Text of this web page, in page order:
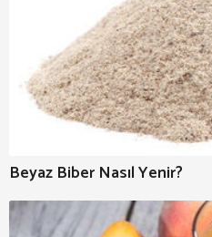
Beyaz Biber Nasıl Yenir?